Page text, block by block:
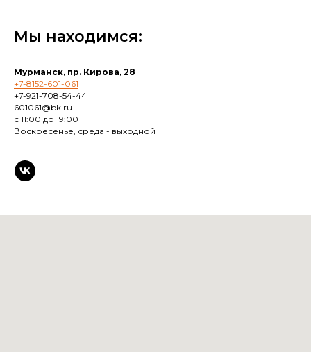
Мы находимся:
Мурманск, пр. Кирова, 28
+7-8152-601-061
+7-921-708-54-44
601061@bk.ru
с 11:00 до 19:00
Воскресенье, среда - выходной